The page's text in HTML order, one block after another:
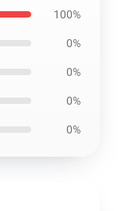
100%
0%
0%
0%
0%